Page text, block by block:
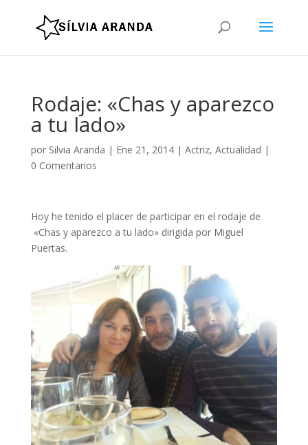
Rodaje: «Chas y aparezco
a tu lado»
por Silvia Aranda | Ene 21, 2014| Actriz, Actualidad |
0 Comentarios
Hoy he tenido el placer de participar en el rodaje de
«Chas y aparezco a tu lado» dirigida por Miguel
Puertas.